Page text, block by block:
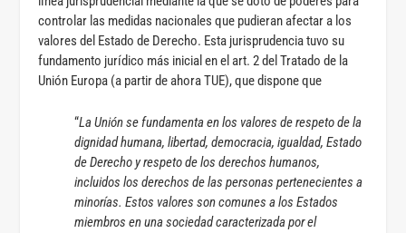
controlar las medidas nacionales que pudieran afectar a los
valores del Estado de Derecho. Esta jurisprudencia tuvo su
fundamento jurídico más inicial en el art. 2 del Tratado de la
Unión Europa (a partir de ahora TUE), que dispone que
“La Unión se fundamenta en los valores de respeto de la
dignidad humana, libertad, democracia, igualdad, Estado
de Derecho y respeto de los derechos humanos,
incluidos los derechos de las personas pertenecientes a
minorías. Estos valores son comunes a los Estados
miembros en una sociedad caracterizada por el